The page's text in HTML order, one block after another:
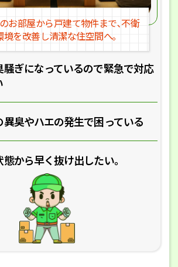
ぎになっているので緊急で対応
異臭やハエの発生で困っている
態から早く抜け出したい｡
お部屋から戸建て物件まで､不衛
境を改善し清潔な住空間へ｡